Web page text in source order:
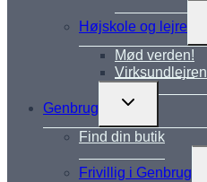
Højskole og lejre
Mød verden!
Virksundlejren
Genbrug
Skift
Find din butik
Frivillig i Genbrug